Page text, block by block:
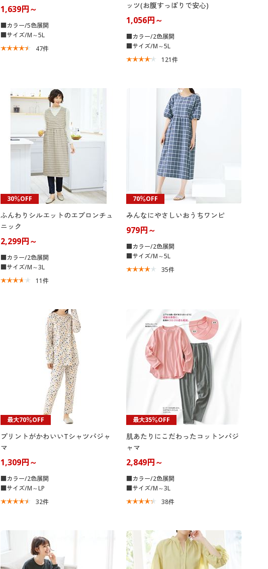
1,639円～
■カラー/5色展開
■サイズ/M～5L
47件
ッツ(お腹すっぽりで安心)
1,056円～
■カラー/2色展開
■サイズ/M～5L
121件
30％OFF
ふんわりシルエットのエプロンチュ
ニック
2,299円～
■カラー/2色展開
■サイズ/M～3L
11件
70％OFF
みんなにやさしいおうちワンピ
979円～
■カラー/2色展開
■サイズ/M～5L
35件
最大70％OFF
プリントがかわいいTシャツパジャ
マ
1,309円～
■カラー/2色展開
■サイズ/M～LP
32件
最大35％OFF
肌あたりにこだわったコットンパジ
ャマ
2,849円～
■カラー/2色展開
■サイズ/M～3L
38件